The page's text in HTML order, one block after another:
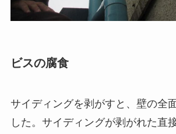
ビスの腐食
サイディングを剥がすと、壁の全
した。サイディングが剥がれた直